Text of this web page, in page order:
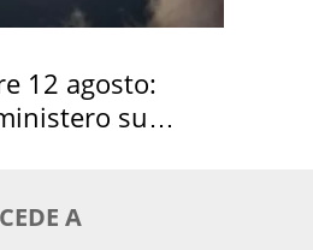
12 agosto:
su